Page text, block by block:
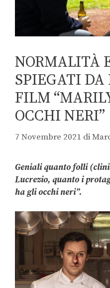
NORMALITÀ
SPIEGATI DA
FILM
OCCHI NERI”
7 Novembre 2021 di
Geniali quanto folli
Lucrezio, quanto i
ha gli occhi neri”.